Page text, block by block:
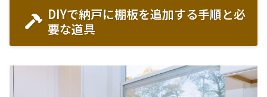
DIYで納戸に棚板を追加する手順と必
要な道具